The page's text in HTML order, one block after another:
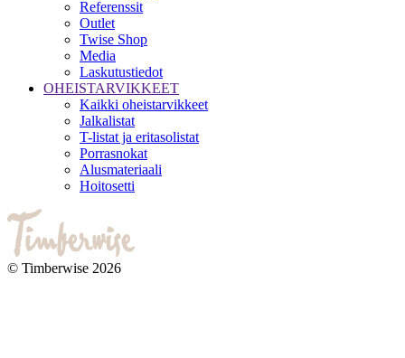
Referenssit
Outlet
Twise Shop
Media
Laskutustiedot
OHEISTARVIKKEET
Kaikki oheistarvikkeet
Jalkalistat
T-listat ja eritasolistat
Porrasnokat
Alusmateriaali
Hoitosetti
© Timberwise 2026